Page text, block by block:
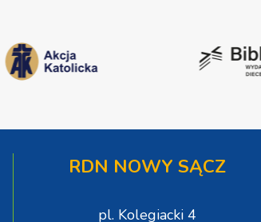
RDN NOWY SĄCZ
pl. Kolegiacki 4